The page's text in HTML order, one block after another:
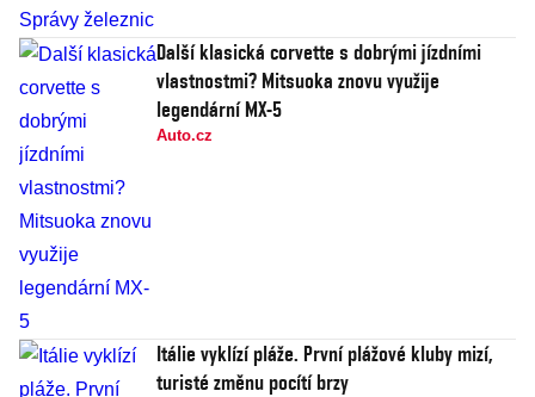
Další klasická corvette s dobrými jízdními
vlastnostmi? Mitsuoka znovu využije
legendární MX-5
Auto.cz
Itálie vyklízí pláže. První plážové kluby mizí,
turisté změnu pocítí brzy